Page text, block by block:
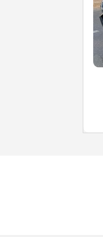
في
بأنصاف الحلول،
بقيمتها وستخدمك